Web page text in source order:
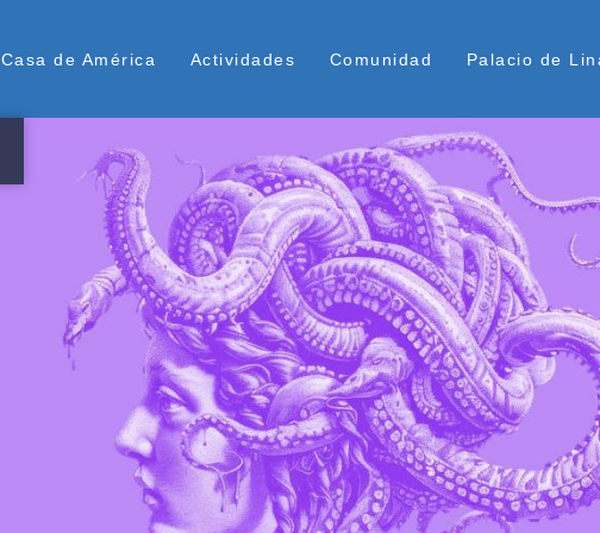
Menú Superior
Casa de América Actividades Comunidad Palacio de